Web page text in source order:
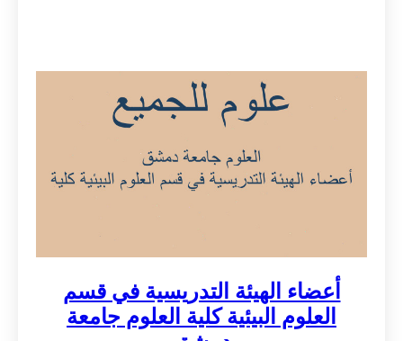
أعضاء الهيئة التدريسية في قسم
العلوم البيئية كلية العلوم جامعة